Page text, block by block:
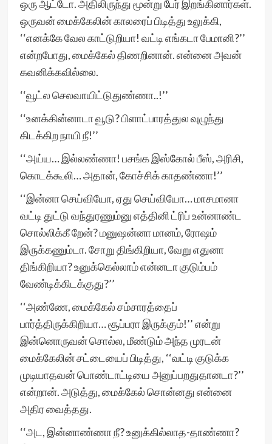
ஒரு ஆட்டோ. அதிலிருந்து மூன்று பேர் இறங்கினார்கள்.
ஒருவன் மைக்கேலின் காலரைப் பிடித்து உலுக்கி,
‘‘எனக்கே வேல காட்டுறியா! வட்டி எங்கடா பேமானி?’’
என்றபோது, மைக்கேல் திணறினான். என்னை அவன்
கவனிக்கவில்லை.
‘‘வூட்ல செலவாயிட்டுதுண்ணா..!’’
‘‘உனக்கின்னாடா வூடு? பிளாட்பாரத்துல வுழுந்து
கிடக்கிற நாயி நீ!’’
‘‘அய்ய… இல்லண்ணா! பசங்க இஸ்கோல் பீஸ், அரிசி,
கொடக்கூலி… அதான், கோச்சிக் காதண்ணா!’’
‘‘இன்னா செய்வியோ, ஏது செய்வியோ… மாசமானா
வட்டி துட்டு வந்துரணும்னு எத்தினி ட்ரிப் உன்னாண்ட
சொல்லிக்கீ றேன்? மனுஷன்னா மானம், ரோஷம்
இருக்கணும்டா. சோறு திங்கிறியா, வேறு எதுனா
திங்கிறியா? உனுக்கெல்லாம் என்னடா குடும்பம்
வேண்டிக்கிடக்குது?’’
‘‘அண்ணே, மைக்கேல் சம்சாரத்தைப்
பார்த்திருக்கிறியா… சூப்பரா இருக்கும்!’’ என்று
இன்னொருவன் சொல்ல, மீண்டும் அந்த முரடன்
மைக்கேலின் சட்டையைப் பிடித்து, ‘‘வட்டி குடுக்க
முடியாதவன் பொண்டாட்டியை அனுப்பறதுதானடா?’’
என்றான். அடுத்து, மைக்கேல் சொன்னது என்னை
அதிர வைத்தது.
‘‘அட, இன்னாண்ணா நீ? உனுக்கில்லாத-தாண்ணா?